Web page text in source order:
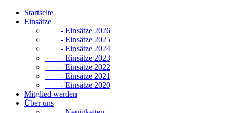
Startseite
Einsätze
- Einsätze 2026
- Einsätze 2025
- Einsätze 2024
- Einsätze 2023
- Einsätze 2022
- Einsätze 2021
- Einsätze 2020
Mitglied werden
Über uns